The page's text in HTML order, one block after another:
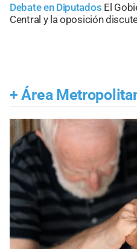
Debate en Diputados El
Central y la oposición
+ Área